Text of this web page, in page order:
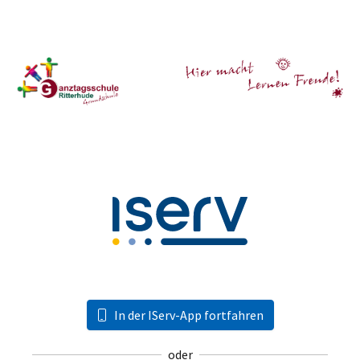
In der IServ-App fortfahren
oder